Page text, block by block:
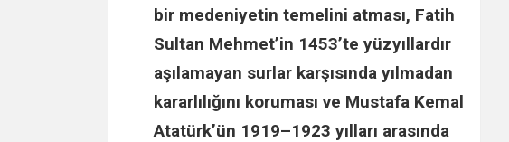
bir medeniyetin temelini atması, Fatih
Sultan Mehmet’in 1453’te yüzyıllardır
aşılamayan surlar karşısında yılmadan
kararlılığını koruması ve Mustafa Kemal
Atatürk’ün 1919–1923 yılları arasında